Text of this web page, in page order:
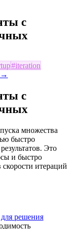
с
#iteration
→
с
множества
быстро
Это
и быстро
итераций
для решения